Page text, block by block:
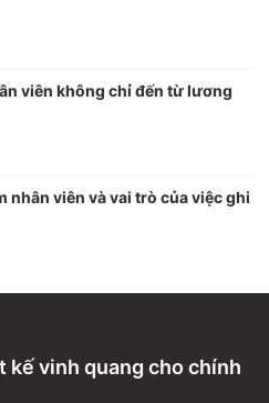
viên không chỉ đến từ lương
nhân viên và vai trò của việc ghi
kế vinh quang cho chính